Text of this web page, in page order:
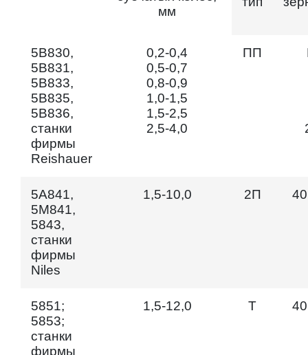
мм
5В830,
5B831,
5В833,
5В835,
5В836,
станки
фирмы
Reishauer
0,2-0,4
0,5-0,7
0,8-0,9
1,0-1,5
1,5-2,5
2,5-4,0
ПП
5А841,
5М841,
5843,
станки
фирмы
Niles
1,5-10,0 2П
5851;
5853;
станки
фирмы
1,5-12,0 Т